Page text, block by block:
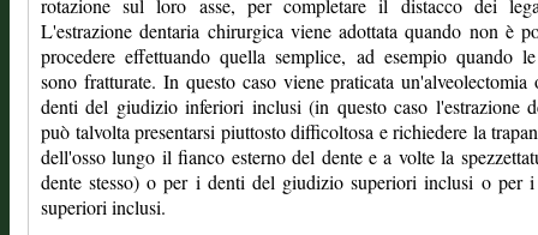
rotazione sul loro asse, per completare il distacco dei
L'estrazione dentaria chirurgica viene adottata quando non è
procedere effettuando quella semplice, ad esempio quando
sono fratturate. In questo caso viene praticata
denti del giudizio inferiori inclusi (in questo caso l'estrazione
può talvolta presentarsi piuttosto difficoltosa e richiedere la
dell'osso lungo il fianco esterno del dente e a volte la
dente stesso) o per i denti del giudizio superiori inclusi o per
superiori inclusi.